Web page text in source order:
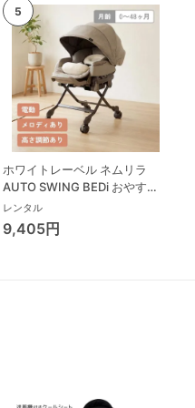
ホワイトレーベル ネムリラ
AUTO SWING BEDi おやすみ
ドーム EG コンビ(Combi) ハイ
ローチェア・ベビーラック
レンタル
9,405円